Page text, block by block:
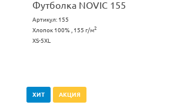
Футболка NOVIC 155
Артикул: 155
Хлопок 100% , 155 г/м2
XS-5XL
ХИТ АКЦИЯ